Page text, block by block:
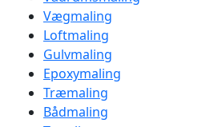
Vægmaling
Loftmaling
Gulvmaling
Epoxymaling
Træmaling
Bådmaling